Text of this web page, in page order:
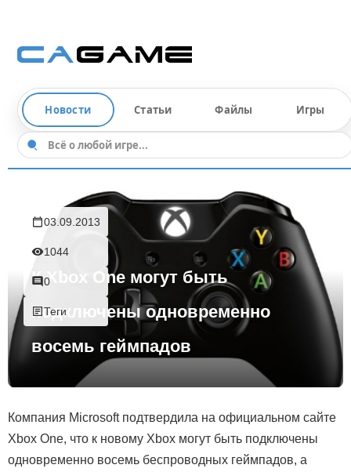
Новости Статьи Файлы Игры
03.09.2013
1044
0
Теги
К Xbox One могут быть
подключены одновременно
восемь геймпадов
Компания Microsoft подтвердила на официальном сайте
Xbox One, что к новому Xbox могут быть подключены
одновременно восемь беспроводных геймпадов, а